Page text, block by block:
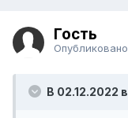
Гость
Опубликовано
В 02.12.2022